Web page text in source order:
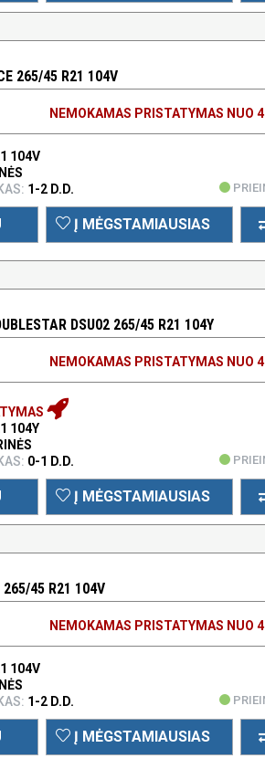
265/45 R21 104V
NEMOKAMAS PRISTATYMAS NUO
104V
1-2 D.D.
Į MĖGSTAMIAUSIAS
DSU02 265/45 R21 104Y
NEMOKAMAS PRISTATYMAS NUO
104Y
0-1 D.D.
Į MĖGSTAMIAUSIAS
265/45 R21 104V
NEMOKAMAS PRISTATYMAS NUO
104V
1-2 D.D.
Į MĖGSTAMIAUSIAS